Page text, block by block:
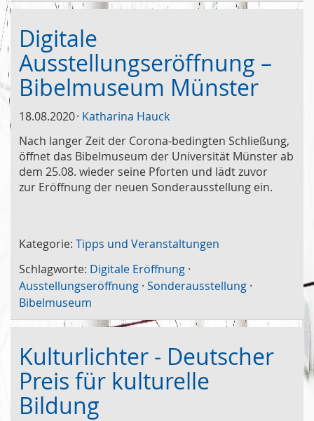
Digitale
Ausstellungseröffnung –
Bibelmuseum Münster
18.08.2020 Katharina Hauck
Nach langer Zeit der Corona-bedingten Schließung,
öffnet das Bibelmuseum der Universität Münster ab
dem 25.08. wieder seine Pforten und lädt zuvor
zur Eröffnung der neuen Sonderausstellung ein.
Kategorie: Tipps und Veranstaltungen
Schlagworte: Digitale Eröffnung ·
Ausstellungseröffnung · Sonderausstellung ·
Bibelmuseum
Kulturlichter - Deutscher
Preis für kulturelle
Bildung